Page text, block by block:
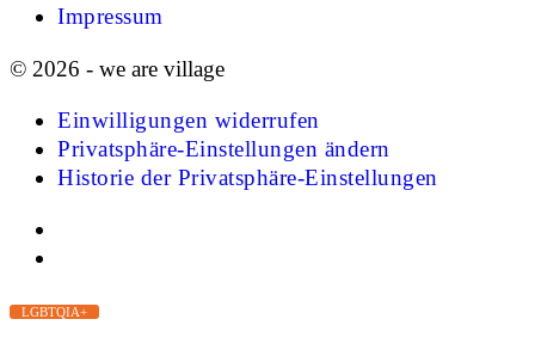
Impressum
© 2026 - we are village
Einwilligungen widerrufen
Privatsphäre-Einstellungen ändern
Historie der Privatsphäre-Einstellungen
LGBTQIA+